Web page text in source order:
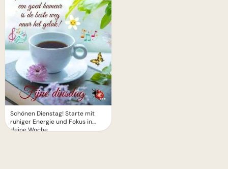
Schönen Dienstag! Starte mit
ruhiger Energie und Fokus in
deine Woche